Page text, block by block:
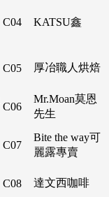
C04 KATSU鑫
C05 厚冶職人烘焙
C06
Mr.Moan莫恩
先生
C07
Bite the way可
麗露專賣
C08 達文西咖啡